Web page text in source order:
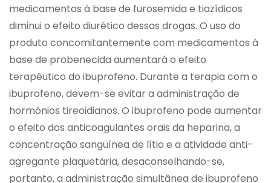
medicamentos à base de furosemida e tiazídicos
diminui o efeito diurético dessas drogas. O uso do
produto concomitantemente com medicamentos à
base de probenecida aumentará o efeito
terapêutico do ibuprofeno. Durante a terapia com o
ibuprofeno, devem-se evitar a administração de
hormônios tireoidianos. O ibuprofeno pode aumentar
o efeito dos anticoagulantes orais da heparina, a
concentração sangüínea de lítio e a atividade anti-
agregante plaquetária, desaconselhando-se,
portanto, a administração simultânea de ibuprofeno